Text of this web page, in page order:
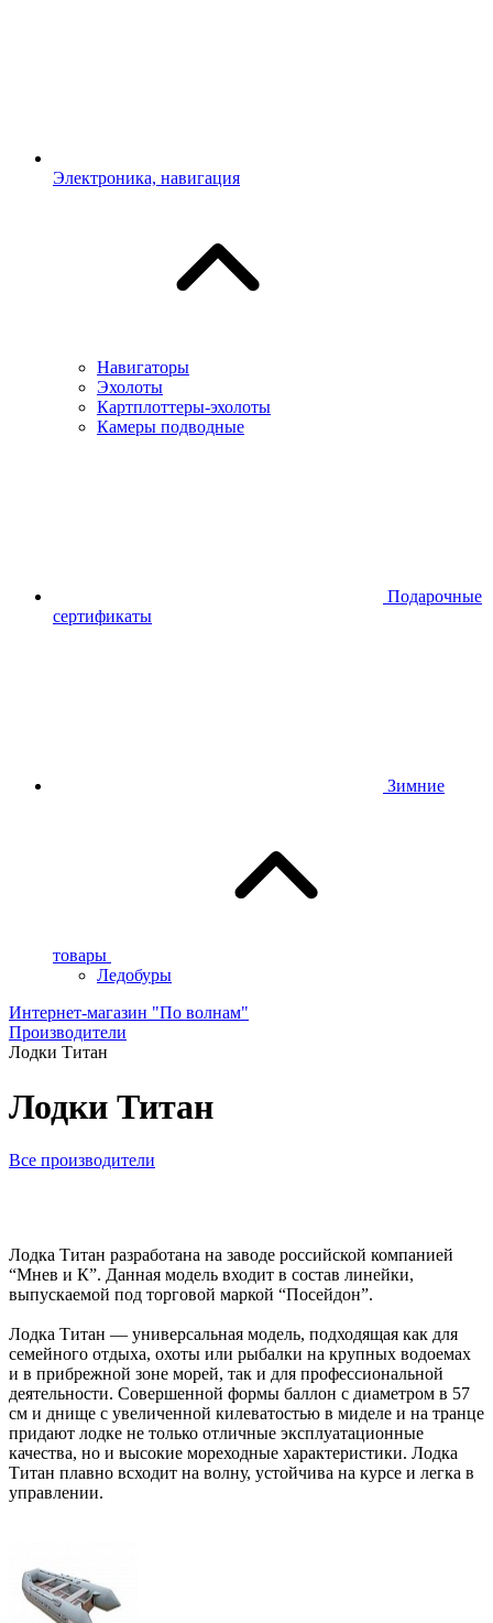
Электроника, навигация
Навигаторы
Эхолоты
Картплоттеры-эхолоты
Камеры подводные
Подарочные
сертификаты
Зимние
товары
Ледобуры
Интернет-магазин "По волнам"
Производители
Лодки Титан
Лодки Титан
Все производители
Лодка Титан разработана на заводе российской компанией
“Мнев и К”. Данная модель входит в состав линейки,
выпускаемой под торговой маркой “Посейдон”.
Лодка Титан — универсальная модель, подходящая как для
семейного отдыха, охоты или рыбалки на крупных водоемах
и в прибрежной зоне морей, так и для профессиональной
деятельности. Совершенной формы баллон с диаметром в 57
см и днище с увеличенной килеватостью в миделе и на транце
придают лодке не только отличные эксплуатационные
качества, но и высокие мореходные характеристики. Лодка
Титан плавно всходит на волну, устойчива на курсе и легка в
управлении.